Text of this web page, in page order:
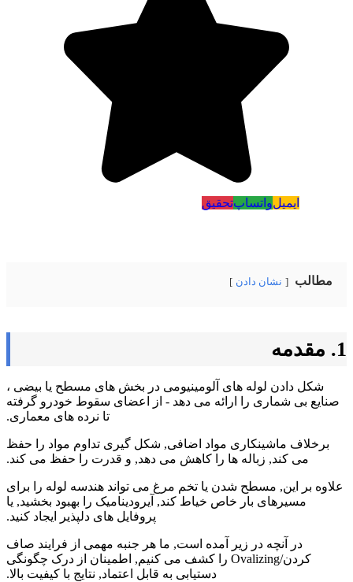
ایمیلواتساپتحقیق
مطالب نشان دادن
1. مقدمه
شکل دادن لوله های آلومینیومی در بخش های مسطح یا بیضی ،
صنایع بی شماری را ارائه می دهد - از اعضای سقوط خودرو گرفته
تا نرده های معماری.
برخلاف ماشینکاری مواد اضافی, شکل گیری تداوم مواد را حفظ
می کند, زباله ها را کاهش می دهد, و قدرت را حفظ می کند.
علاوه بر این, مسطح شدن یا تخم مرغ می تواند هندسه لوله را برای
مسیرهای بار خاص خیاط کند, آیرودینامیک را بهبود بخشید, یا
پروفایل های دلپذیر ایجاد کنید.
در آنچه در زیر آمده است, ما هر جنبه مهمی از فرایند صاف
کردن/Ovalizing را کشف می کنیم, اطمینان از درک چگونگی
دستیابی به قابل اعتماد, نتایج با کیفیت بالا.